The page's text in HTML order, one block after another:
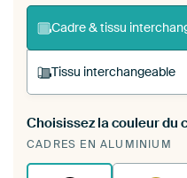
Cadre & tissu
Tissu interchangeable
Vous tendez une
votre cadre d'art
fonctionne.
Choisissez la couleur du
CADRES EN ALUMINIUM